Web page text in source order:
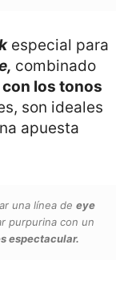
especial para
combinado
los tonos
son ideales
apuesta
una línea de eye
purpurina con un
espectacular.